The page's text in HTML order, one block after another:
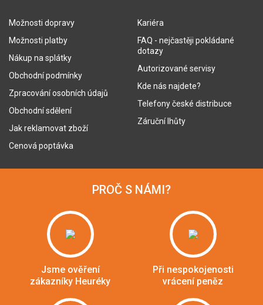
Možnosti dopravy
Možnosti platby
Nákup na splátky
Obchodní podmínky
Zpracování osobních údajů
Obchodní sdělení
Jak reklamovat zboží
Cenová poptávka
Kariéra
FAQ - nejčastěji pokládané
dotazy
Autorizované servisy
Kde nás najdete?
Telefony české distribuce
Záruční lhůty
PROČ S NÁMI?
Jsme ověření
zákazníky Heuréky
Při nespokojenosti
vrácení peněz